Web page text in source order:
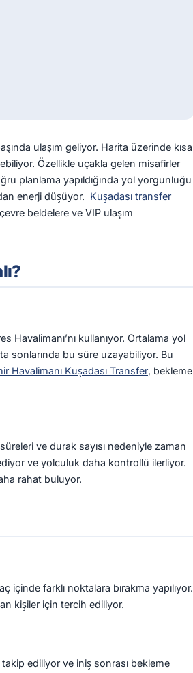
ulaşım geliyor. Harita üzerinde kısa
Özellikle uçakla gelen misafirler
planlama yapıldığında yol yorgunluğu
enerji düşüyor. Kuşadası transfer
beldelere ve VIP ulaşım
Havalimanı’nı kullanıyor. Ortalama yol
sonlarında bu süre uzayabiliyor. Bu
Havalimanı Kuşadası Transfer, bekleme
ve durak sayısı nedeniyle zaman
ve yolculuk daha kontrollü ilerliyor.
rahat buluyor.
içinde farklı noktalara bırakma yapılıyor.
kişiler için tercih ediliyor.
takip ediliyor ve iniş sonrası bekleme